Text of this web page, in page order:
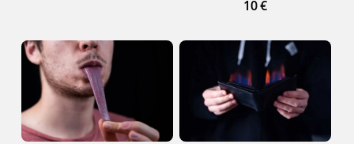
No hay productos en el carrito.
10€